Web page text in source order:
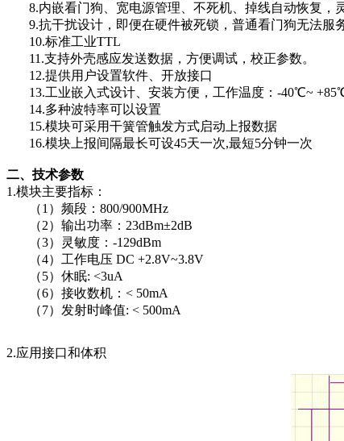
8.内嵌看门狗、宽电源管理、不死机、掉线自动恢复，
9.抗干扰设计，即便在硬件被死锁，普通看门狗无法服
10.标准工业TTL
11.支持外壳感应发送数据，方便调试，校正参数。
12.提供用户设置软件、开放接口
13.工业嵌入式设计、安装方便，工作温度：-40℃~
14.多种波特率可以设置
15.模块可采用干簧管触发方式启动上报数据
16.模块上报间隔最长可设45天一次,最短5分钟一次
二、技术参数
1.模块主要指标：
（1）频段：800/900MHz
（2）输出功率：23dBm±2dB
（3）灵敏度：-129dBm
（4）工作电压 DC +2.8V~3.8V
（5）休眠: <3uA
（6）接收数机：< 50mA
（7）发射时峰值: < 500mA
2.应用接口和体积